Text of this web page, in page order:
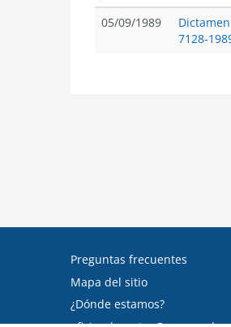
05/09/1989
Dictamen
7128-
Preguntas frecuentes
Mapa del sitio
¿Dónde estamos?